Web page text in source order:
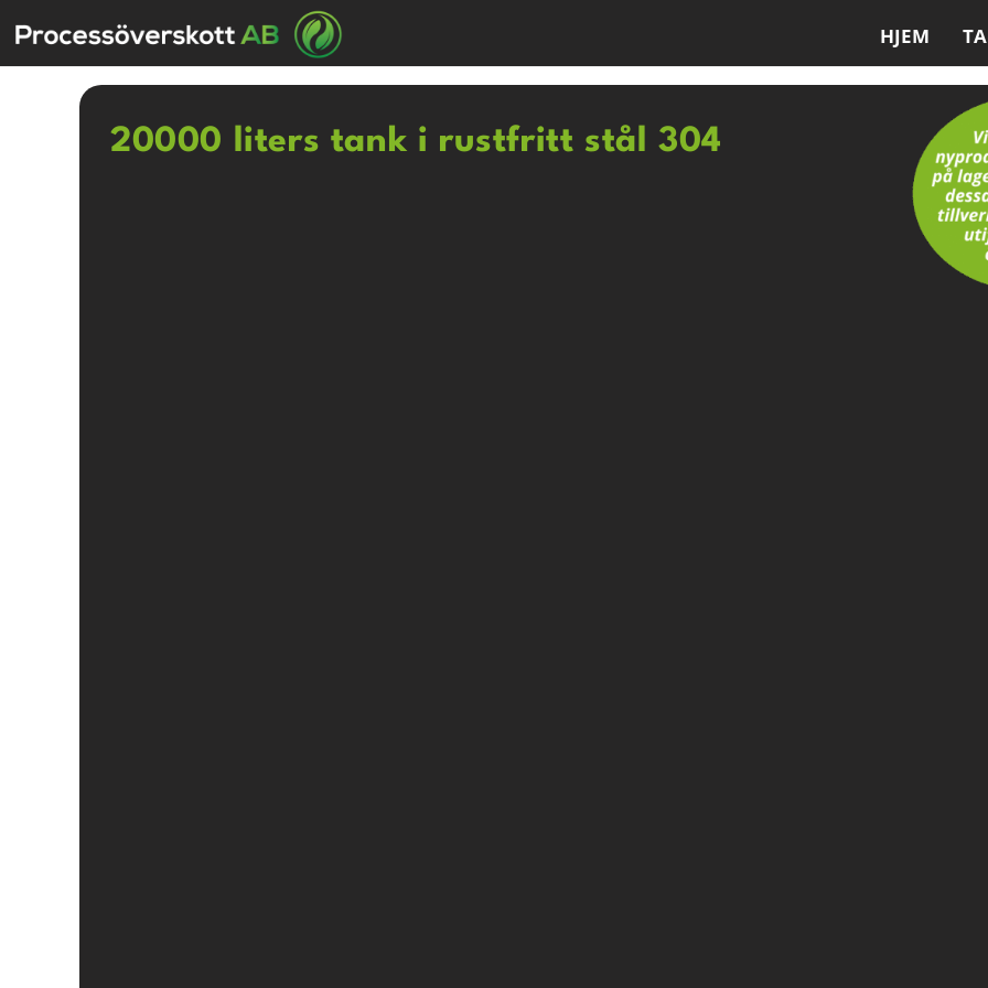
HJEM
20000 liters tank i rustfritt stål 304